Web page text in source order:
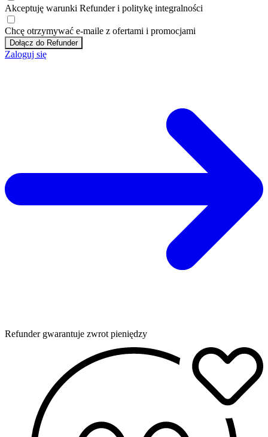
Akceptuję warunki Refunder i politykę integralności
Chcę otrzymywać e-maile z ofertami i promocjami
Dołącz do Refunder
Zaloguj się
Refunder gwarantuje zwrot pieniędzy